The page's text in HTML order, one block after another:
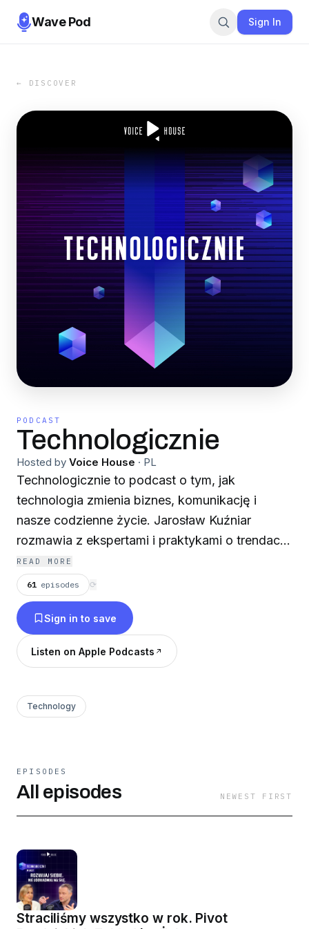
Wave Pod Sign In
← DISCOVER
PODCAST
Technologicznie
Hosted by Voice House · PL
Technologicznie to podcast o tym, jak
technologia zmienia biznes, komunikację i
nasze codzienne życie. Jarosław Kuźniar
rozmawia z ekspertami i praktykami o trendach,
narzędziach i decyzjach, które mają realny
wpływ na gospodarkę i społeczeństwo. To
miejsce na wiedzę, przykłady, analizy i raporty.
Merytorycznie, ale z dystansem. Zawsze z
kontekstem – żeby zrozumieć, dokąd zmierza
świat cyfrowy.
READ MORE
61 episodes ⟳
Sign in to save
Listen on Apple Podcasts
Technology
EPISODES
All episodes NEWEST FIRST
Straciliśmy wszystko w rok. Pivot